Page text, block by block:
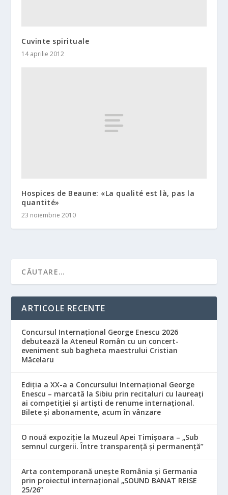
Cuvinte spirituale
14 aprilie 2012
Hospices de Beaune: «La qualité est là, pas la
quantité»
23 noiembrie 2010
ARTICOLE RECENTE
Concursul Internațional George Enescu 2026
debutează la Ateneul Român cu un concert-
eveniment sub bagheta maestrului Cristian
Măcelaru
Ediția a XX-a a Concursului Internațional George
Enescu – marcată la Sibiu prin recitaluri cu laureați
ai competiției și artiști de renume internațional.
Bilete și abonamente, acum în vânzare
O nouă expoziție la Muzeul Apei Timișoara – „Sub
semnul curgerii. Între transparență și permanență”
Arta contemporană unește România și Germania
prin proiectul internațional „SOUND BANAT REISE
25/26”